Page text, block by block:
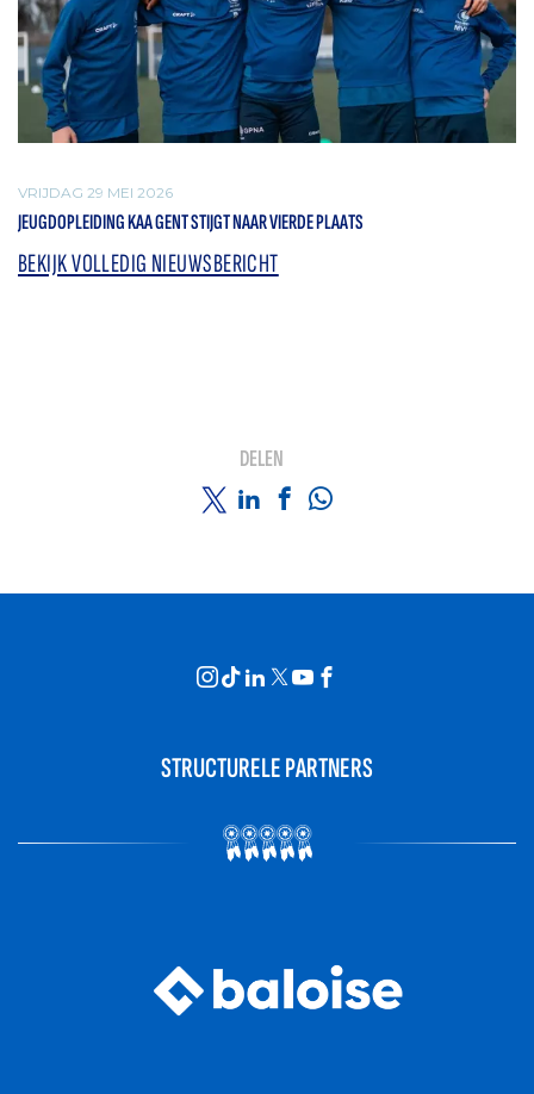
VRIJDAG 29 MEI 2026
JEUGDOPLEIDING KAA GENT STIJGT NAAR VIERDE PLAATS
BEKIJK VOLLEDIG NIEUWSBERICHT
DELEN
STRUCTURELE PARTNERS